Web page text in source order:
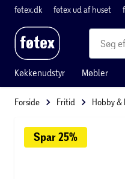
føtex.dk føtex ud af huset
Køkkenudstyr Møbler
Forside Fritid Hobby &
Spar 25%